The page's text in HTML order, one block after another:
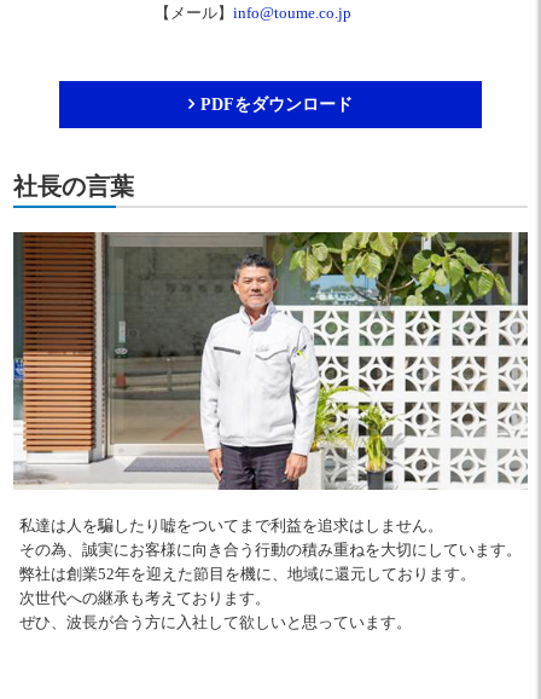
【メール】info@toume.co.jp
PDFをダウンロード
社長の言葉
私達は人を騙したり嘘をついてまで利益を追求はしません。
その為、誠実にお客様に向き合う行動の積み重ねを大切にしています。
弊社は創業52年を迎えた節目を機に、地域に還元しております。
次世代への継承も考えております。
ぜひ、波長が合う方に入社して欲しいと思っています。